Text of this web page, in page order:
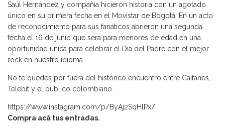
Saúl Hernández y compañía hicieron historia con un agotado
único en su primera fecha en el Movistar de Bogotá. En un acto
de reconocimiento para sus fanáticos abrieron una segunda
fecha el 16 de junio que será para menores de edad en una
oportunidad única para celebrar el Día del Padre con el mejor
rock en nuestro idioma.
No te quedes por fuera del histórico encuentro entre Caifanes,
Telebit y el público colombiano.
https://www.instagram.com/p/ByAj2SqHlPx/
Compra acá tus entradas.